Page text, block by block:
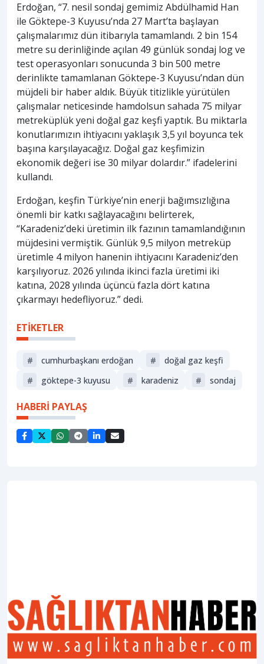
Erdoğan, “7. nesil sondaj gemimiz Abdülhamid Han
ile Göktepe-3 Kuyusu’nda 27 Mart’ta başlayan
çalışmalarımız dün itibarıyla tamamlandı. 2 bin 154
metre su derinliğinde açılan 49 günlük sondaj log ve
test operasyonları sonucunda 3 bin 500 metre
derinlikte tamamlanan Göktepe-3 Kuyusu’ndan dün
müjdeli bir haber aldık. Büyük titizlikle yürütülen
çalışmalar neticesinde hamdolsun sahada 75 milyar
metreküplük yeni doğal gaz keşfi yaptık. Bu miktarla
konutlarımızın ihtiyacını yaklaşık 3,5 yıl boyunca tek
başına karşılayacağız. Doğal gaz keşfimizin
ekonomik değeri ise 30 milyar dolardır.” ifadelerini
kullandı.
Erdoğan, keşfin Türkiye’nin enerji bağımsızlığına
önemli bir katkı sağlayacağını belirterek,
“Karadeniz’deki üretimin ilk fazının tamamlandığının
müjdesini vermiştik. Günlük 9,5 milyon metreküp
üretimle 4 milyon hanenin ihtiyacını Karadeniz’den
karşılıyoruz. 2026 yılında ikinci fazla üretimi iki
katına, 2028 yılında üçüncü fazla dört katına
çıkarmayı hedefliyoruz.” dedi.
ETİKETLER
# cumhurbaşkanı erdoğan #
doğal gaz keşfi
#
göktepe-3 kuyusu # karadeniz # sondaj
HABERİ PAYLAŞ